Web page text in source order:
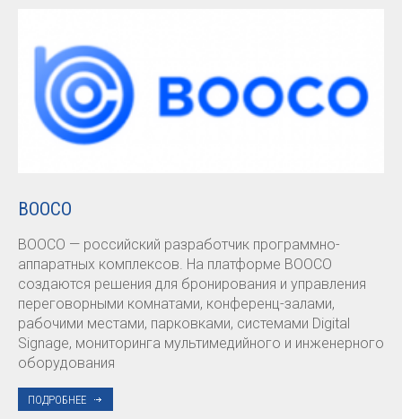
BOOCO
BOOCO — российский разработчик программно-
аппаратных комплексов. На платформе BOOCO
создаются решения для бронирования и управления
переговорными комнатами, конференц-залами,
рабочими местами, парковками, системами Digital
Signage, мониторинга мультимедийного и инженерного
оборудования
ПОДРОБНЕЕ